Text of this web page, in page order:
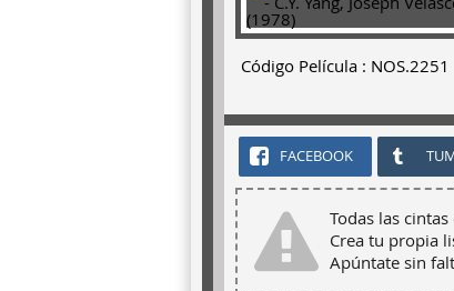
Código Película : NOS.2251
FACEBOOK
Todas las
Crea tu propia
Apúntate sin